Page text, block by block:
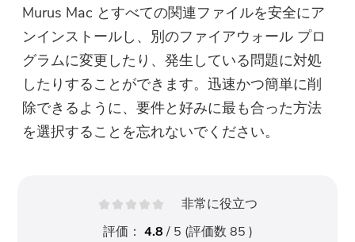
Murus Mac とすべての関連ファイルを安全にア
ンインストールし、別のファイアウォール プロ
グラムに変更したり、発生している問題に対処
したりすることができます。迅速かつ簡単に削
除できるように、要件と好みに最も合った方法
を選択することを忘れないでください。
非常に役立つ
評価： 4.8/ 5 (評価数85 )